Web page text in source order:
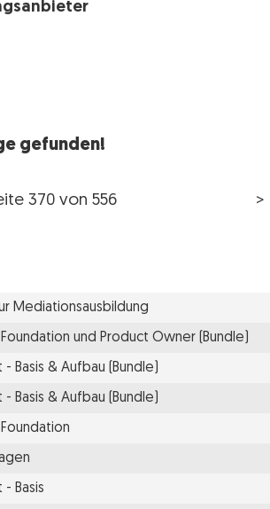
gefunden!
370 von 556 >
Mediationsausbildung
Foundation und Product Owner (Bundle)
Basis & Aufbau (Bundle)
Basis & Aufbau (Bundle)
Foundation
Basis